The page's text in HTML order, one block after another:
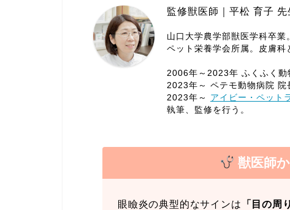
監修獣医師｜平松 育子 先
山口大学農学部獣医学科卒
ペット栄養学会所属。皮膚科
2006年～2023年 ふくふく動
2023年～ ペテモ動物病院 院
2023年～ アイビー・ペット
執筆、監修を行う。
獣医師
眼瞼炎の典型的なサインは 「目の周